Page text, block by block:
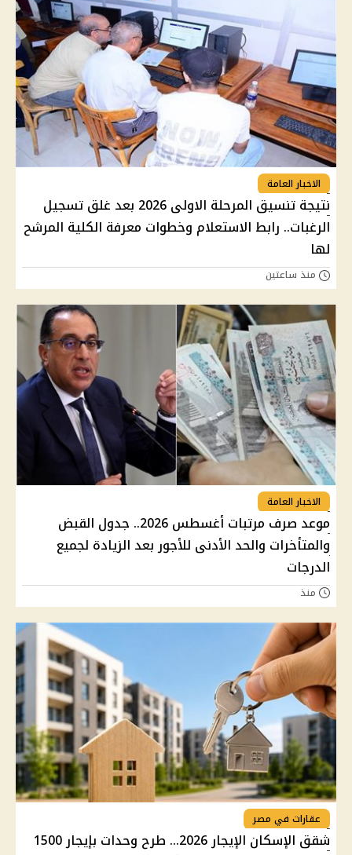
الاخبار العامة
نتيجة تنسيق المرحلة الاولى 2026 بعد غلق تسجيل
الرغبات.. رابط الاستعلام وخطوات معرفة الكلية المرشح
لها
منذ ساعتين
الاخبار العامة
موعد صرف مرتبات أغسطس 2026.. جدول القبض
والمتأخرات والحد الأدنى للأجور بعد الزيادة لجميع
الدرجات
منذ
عقارات في مصر
شقق الإسكان الإيجار 2026... طرح وحدات بإيجار 1500